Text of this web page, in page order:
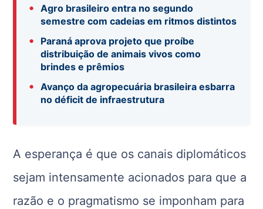
•
Agro brasileiro entra no segundo
semestre com cadeias em ritmos distintos
•
Paraná aprova projeto que proíbe
distribuição de animais vivos como
brindes e prêmios
•
Avanço da agropecuária brasileira esbarra
no déficit de infraestrutura
A esperança é que os canais diplomáticos
sejam intensamente acionados para que a
razão e o pragmatismo se imponham para